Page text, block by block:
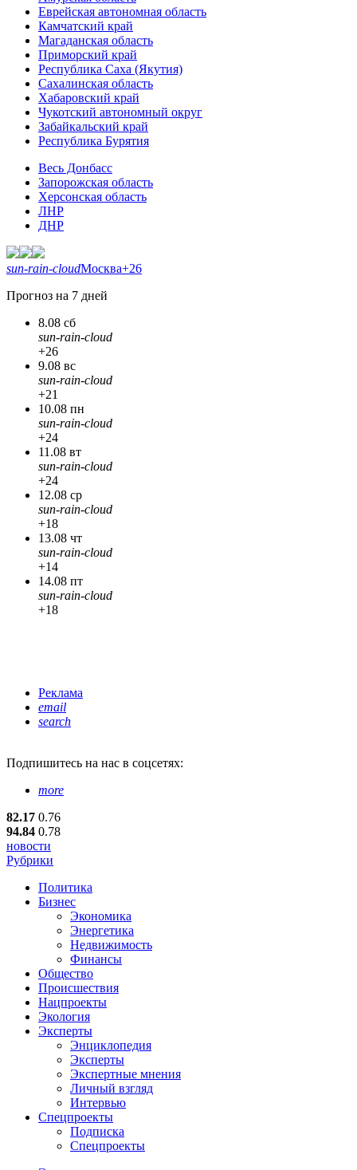
Еврейская автономная область
Камчатский край
Магаданская область
Приморский край
Республика Саха (Якутия)
Сахалинская область
Хабаровский край
Чукотский автономный округ
Забайкальский край
Республика Бурятия
Весь Донбасс
Запорожская область
Херсонская область
ЛНР
ДНР
sun-rain-cloudМосква+26
Прогноз на 7 дней
8.08 сб
sun-rain-cloud
+26
9.08 вс
sun-rain-cloud
+21
10.08 пн
sun-rain-cloud
+24
11.08 вт
sun-rain-cloud
+24
12.08 ср
sun-rain-cloud
+18
13.08 чт
sun-rain-cloud
+14
14.08 пт
sun-rain-cloud
+18
Реклама
email
search
Подпишитесь на нас в соцсетях:
more
82.17 0.76
94.84 0.78
новости
Рубрики
Политика
Бизнес
Экономика
Энергетика
Недвижимость
Финансы
Общество
Происшествия
Нацпроекты
Экология
Эксперты
Энциклопедия
Эксперты
Экспертные мнения
Личный взгляд
Интервью
Спецпроекты
Подписка
Спецпроекты